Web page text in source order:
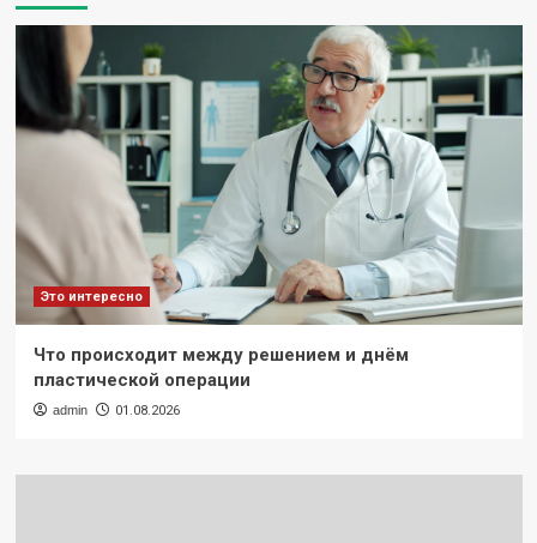
Это интересно
Что происходит между решением и днём
пластической операции
admin 01.08.2026